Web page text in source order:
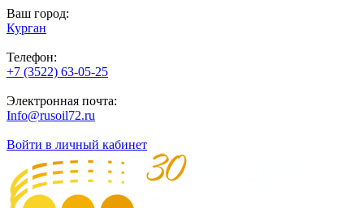
Ваш город:
Курган
Телефон:
+7 (3522) 63-05-25
Электронная почта:
Info@rusoil72.ru
Войти в личный кабинет